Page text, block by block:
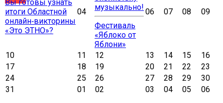
Вы готовы узнать
итоги Областной
онлайн‑викторины
«Это ЭТНО»?
04
музыкально!
Фестиваль
«Яблоко от
Яблони»
06 07 08 09
10 11 12 13 14 15
16
17
18 19 20 21 22
23
24
25 26 27 28 29
30
31
01 02 03 04 05
06